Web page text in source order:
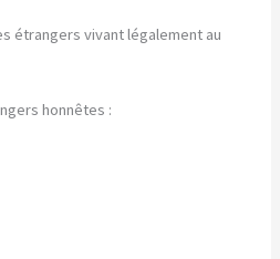
étrangers vivant légalement au
honnêtes :